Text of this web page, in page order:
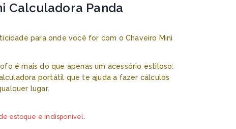
Calculadora Panda
para onde você for com o Chaveiro Mini
é mais do que apenas um acessório estiloso:
portátil que te ajuda a fazer cálculos
lugar.
estoque e indisponível.